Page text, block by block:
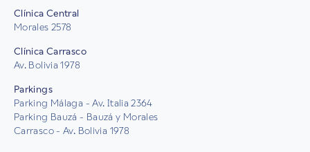
Clínica Central
Morales 2578
Clínica Carrasco
Av. Bolivia 1978
Parkings
Parking Málaga - Av. Italia 2364
Parking Bauzá - Bauzá y Morales
Carrasco - Av. Bolivia 1978